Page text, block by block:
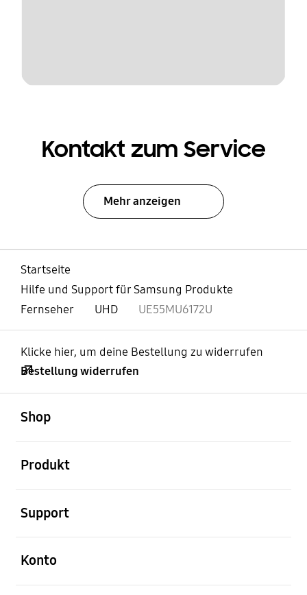
Kontakt zum Service
Mehr anzeigen
Startseite
Hilfe und Support für Samsung Produkte
Fernseher
UHD UE55MU6172U
Klicke hier, um deine Bestellung zu widerrufen
Bestellung widerrufen
Shop
Produkt
Support
Konto